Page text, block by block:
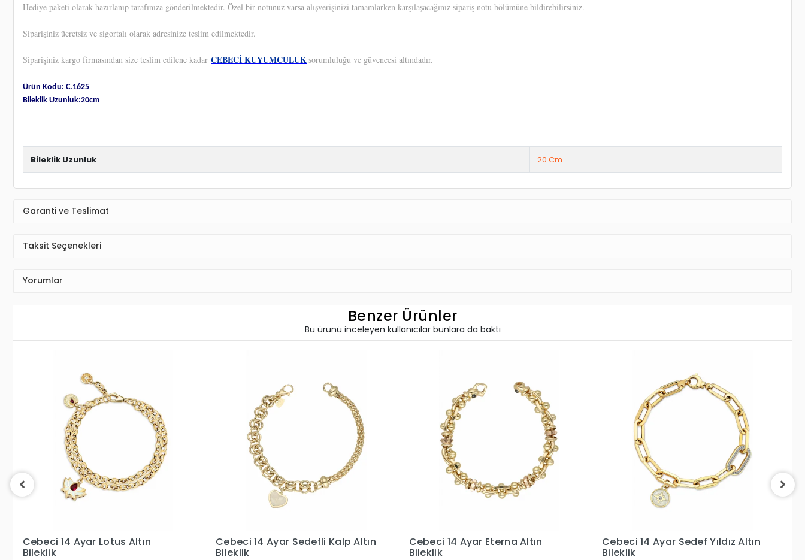
Hediye paketi olarak hazırlanıp tarafınıza gönderilmektedir. Özel bir notunuz varsa alışverişinizi tamamlarken karşılaşacağınız sipariş notu bölümüne bildirebilirsiniz.
Siparişiniz ücretsiz ve sigortalı olarak adresinize teslim edilmektedir.
Siparişiniz kargo firmasından size teslim edilene kadar CEBECİ KUYUMCULUKsorumluluğu ve güvencesi altındadır.
Ürün Kodu: C.1625
Bileklik Uzunluk:20cm
Bileklik Uzunluk 20 Cm
Garanti ve Teslimat
Taksit Seçenekleri
Yorumlar
Benzer Ürünler
Bu ürünü inceleyen kullanıcılar bunlara da baktı
Cebeci 14 Ayar Sedefli Kalp Altın
Bileklik
Cebeci 14 Ayar Eterna Altın
Bileklik
Cebeci 14 Ayar Sedef Yıldız Altın
Bileklik
Cebeci 14 Ayar Altın Bileklik